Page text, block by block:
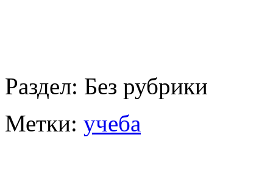
Раздел: Без рубрики
Метки: учеба